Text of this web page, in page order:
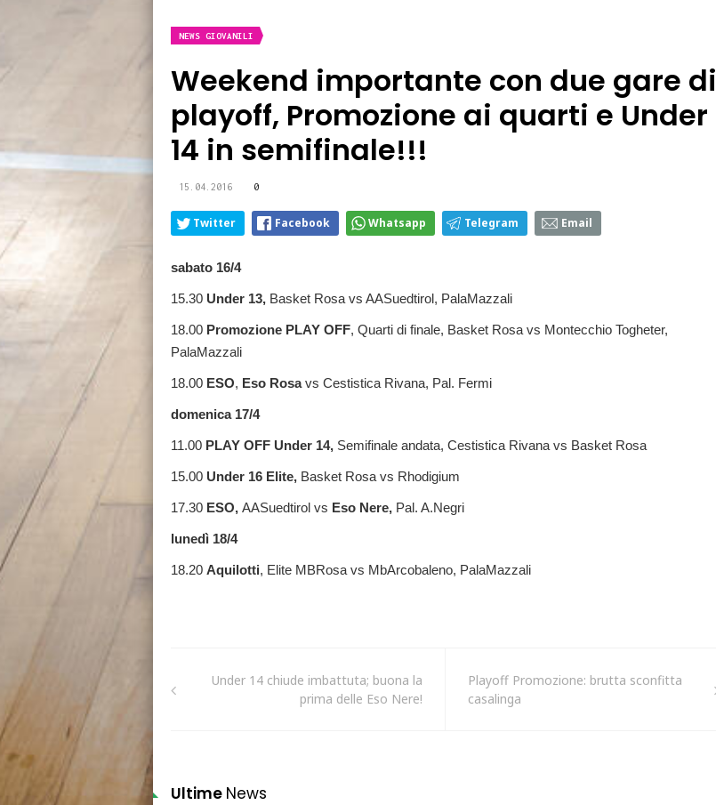
NEWS GIOVANILI
Weekend importante con due gare di
playoff, Promozione ai quarti e Under
14 in semifinale!!!
15.04.2016 0
Twitter Facebook Whatsapp Telegram Email
sabato 16/4
15.30 Under 13, Basket Rosa vs AASuedtirol, PalaMazzali
18.00 Promozione PLAY OFF, Quarti di finale, Basket Rosa vs Montecchio Togheter,
PalaMazzali
18.00 ESO, Eso Rosavs Cestistica Rivana, Pal. Fermi
domenica 17/4
11.00 PLAY OFF Under 14, Semifinale andata, Cestistica Rivana vs Basket Rosa
15.00 Under 16 Elite, Basket Rosa vs Rhodigium
17.30 ESO, AASuedtirol vs Eso Nere, Pal. A.Negri
lunedì 18/4
18.20 Aquilotti, Elite MBRosa vs MbArcobaleno, PalaMazzali
Under 14 chiude imbattuta; buona la
prima delle Eso Nere!
Playoff Promozione: brutta sconfitta
casalinga
Ultime News